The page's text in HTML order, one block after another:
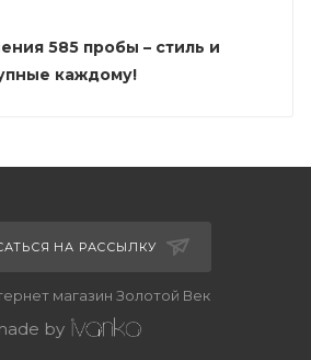
585 пробы – стиль и
каждому!
НА РАССЫЛКУ
магазин Золотой Век
by